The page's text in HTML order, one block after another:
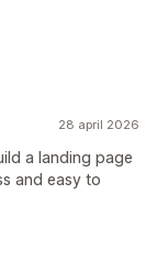
28 april 2026
a landing page
and easy to